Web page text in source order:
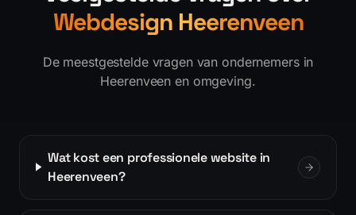
Webdesign Heerenveen
De meestgestelde vragen van ondernemers in
Heerenveen en omgeving.
Wat kost een professionele website in
Heerenveen?